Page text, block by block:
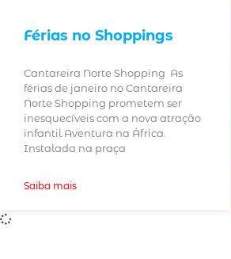
Férias no Shoppings
Cantareira Norte Shopping As
férias de janeiro no Cantareira
Norte Shopping prometem ser
inesquecíveis com a nova atração
infantil Aventura na África.
Instalada na praça
Saiba mais